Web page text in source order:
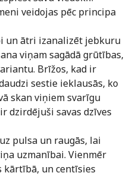
veidojas pēc principa
un ātri izanalizēt jebkuru
viņam sagādā grūtības,
Brīžos, kad ir
sestie ieklausās, ko
skan viņiem svarīgu
dzirdējuši savas dzīves
pulsa un raugās, lai
uzmanībai. Vienmēr
kārtībā, un centīsies